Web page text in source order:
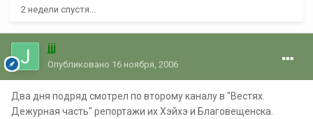
2 недели спустя...
jjj
Опубликовано 16 ноября, 2006
Два дня подряд смотрел по второму каналу в "Вестях.
Дежурная часть" репортажи их Хэйхэ и Благовещенска.